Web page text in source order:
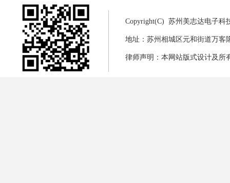
Copyright(C) 苏州美志达电子科
地址：苏州相城区元和街道万客
律师声明：本网站版式设计及所